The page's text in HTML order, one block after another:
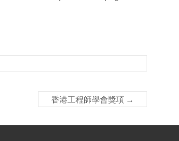
香港工程師學會獎項 →